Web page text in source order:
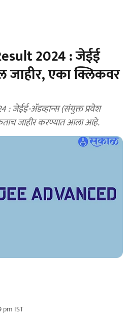
2024 : जेईई
जाहीर, एका क्लिकवर
: जेईई-ॲडव्हान्स (संयुक्त प्रवेश
जाहीर करण्यात आला आहे.
pm IST